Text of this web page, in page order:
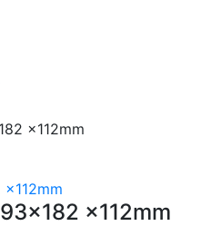
x112mm
x112mm